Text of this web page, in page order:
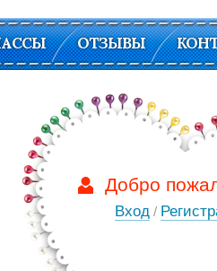
ОТЗЫВЫ
Добро
Вход /